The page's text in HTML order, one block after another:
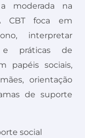
moderada na
CBT foca em
interpretar
e práticas de
papéis sociais,
orientação
de suporte
social